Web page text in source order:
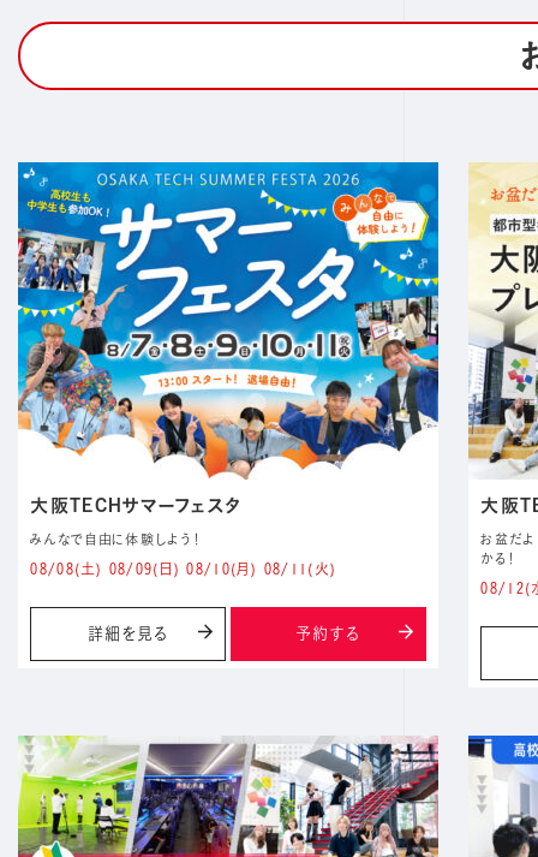
大阪TECHサマーフェスタ
みんなで自由に体験しよう！
08/08(土) 08/09(日) 08/10(月) 08/11 (火)
詳細を見る 予約する
大阪
お盆だよ
かる！
08/12(